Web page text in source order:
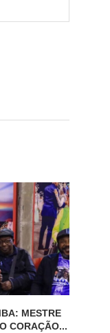
MESTRE
CORAÇÃO...